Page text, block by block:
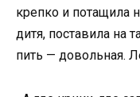
крепко и потащила
дитя, поставила на
пить — довольная.